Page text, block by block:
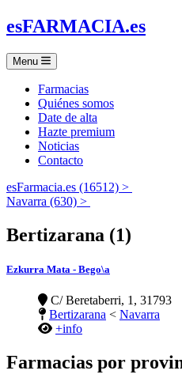
esFARMACIA.es
Menu
Farmacias
Quiénes somos
Date de alta
Hazte premium
Noticias
Contacto
esFarmacia.es (16512) >
Navarra (630) >
Bertizarana (1)
Ezkurra Mata - Bego\a
C/ Beretaberri, 1, 31793
Bertizarana < Navarra
+info
Farmacias por